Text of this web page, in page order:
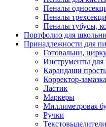
Пеналы
Пеналы
Пеналы тубусы,
Портфолио для
Принадлежности для
Готовальни,
Инструменты для
Карандаши
Корректор-замазка
Ластик
Маркеры
Миллиметровая
Ручки
Текстовыделители